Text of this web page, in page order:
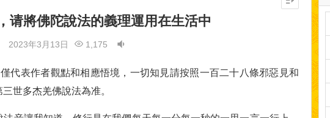
请將佛陀說法的義理運用在生活中
2023年3月13日 1,175
代表作者觀點和相應悟境，一切知見請按照一百二十八條邪惡見和
世多杰羌佛說法為准。